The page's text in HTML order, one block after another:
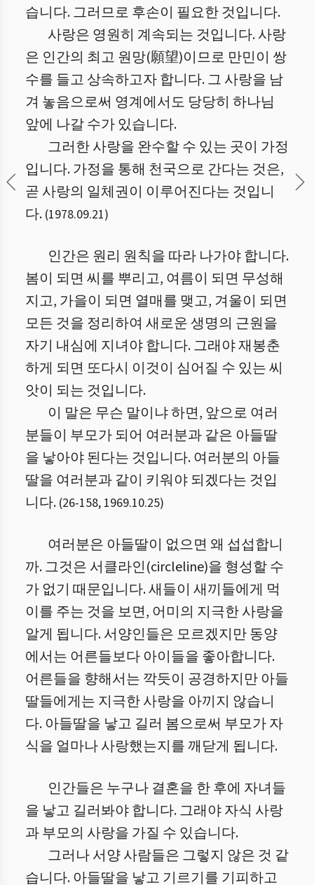
습니다. 그러므로 후손이 필요한 것입니다.
사랑은 영원히 계속되는 것입니다. 사랑
은 인간의 최고 원망(願望)이므로 만민이 쌍
수를 들고 상속하고자 합니다. 그 사랑을 남
겨 놓음으로써 영계에서도 당당히 하나님
앞에 나갈 수가 있습니다.
그러한 사랑을 완수할 수 있는 곳이 가정
입니다. 가정을 통해 천국으로 간다는 것은,
곧 사랑의 일체권이 이루어진다는 것입니
다. (1978.09.21)
인간은 원리 원칙을 따라 나가야 합니다.
봄이 되면 씨를 뿌리고, 여름이 되면 무성해
지고, 가을이 되면 열매를 맺고, 겨울이 되면
모든 것을 정리하여 새로운 생명의 근원을
자기 내심에 지녀야 합니다. 그래야 재봉춘
하게 되면 또다시 이것이 심어질 수 있는 씨
앗이 되는 것입니다.
이 말은 무슨 말이냐 하면, 앞으로 여러
분들이 부모가 되어 여러분과 같은 아들딸
을 낳아야 된다는 것입니다. 여러분의 아들
딸을 여러분과 같이 키워야 되겠다는 것입
니다. (26-158, 1969.10.25)
여러분은 아들딸이 없으면 왜 섭섭합니
까. 그것은 서클라인(circleline)을 형성할 수
가 없기 때문입니다. 새들이 새끼들에게 먹
이를 주는 것을 보면, 어미의 지극한 사랑을
알게 됩니다. 서양인들은 모르겠지만 동양
에서는 어른들보다 아이들을 좋아합니다.
어른들을 향해서는 깍듯이 공경하지만 아들
딸들에게는 지극한 사랑을 아끼지 않습니
다. 아들딸을 낳고 길러 봄으로써 부모가 자
식을 얼마나 사랑했는지를 깨닫게 됩니다.
인간들은 누구나 결혼을 한 후에 자녀들
을 낳고 길러봐야 합니다. 그래야 자식 사랑
과 부모의 사랑을 가질 수 있습니다.
그러나 서양 사람들은 그렇지 않은 것 같
습니다. 아들딸을 낳고 기르기를 기피하고